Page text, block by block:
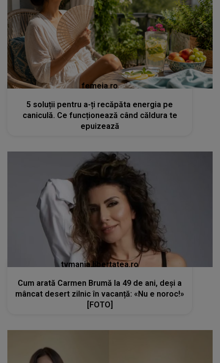
femeia.ro
5 soluții pentru a-ți recăpăta energia pe
caniculă. Ce funcționează când căldura te
epuizează
tvmania.libertatea.ro
Cum arată Carmen Brumă la 49 de ani, deși a
mâncat desert zilnic în vacanță: «Nu e noroc!»
[FOTO]